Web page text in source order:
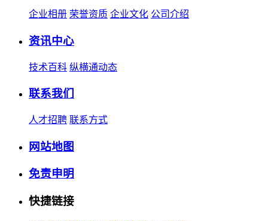
企业相册 荣誉资质 企业文化 公司介绍
资讯中心
技术百科 纵横通动态
联系我们
人才招聘 联系方式
网站地图
免责申明
快捷链接